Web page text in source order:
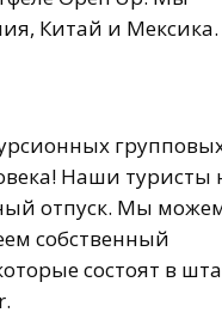
Китай и Мексика.
Наши туристы
отпуск. Мы
собственный
состоят в